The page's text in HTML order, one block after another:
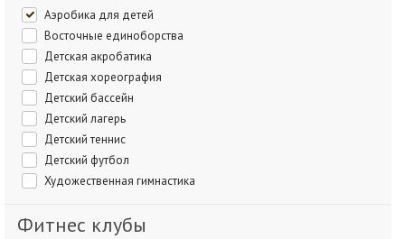
Аэробика для детей
Восточные единоборства
Детская акробатика
Детская хореография
Детский бассейн
Детский лагерь
Детский теннис
Детский футбол
Художественная гимнастика
Фитнес клубы